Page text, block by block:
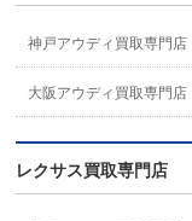
神戸アウディ買取専門店
大阪アウディ買取専門店
レクサス買取専門店